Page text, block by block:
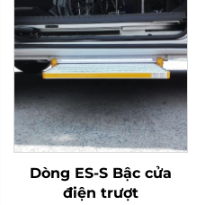
Dòng ES-S Bậc cửa
điện trượt